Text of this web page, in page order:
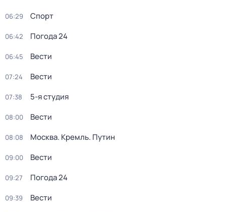
06:29 Спорт
06:42 Погода 24
06:45 Вести
07:24 Вести
07:38 5-я студия
08:00 Вести
08:08 Москва. Кремль. Путин
09:00 Вести
09:27 Погода 24
09:39 Вести